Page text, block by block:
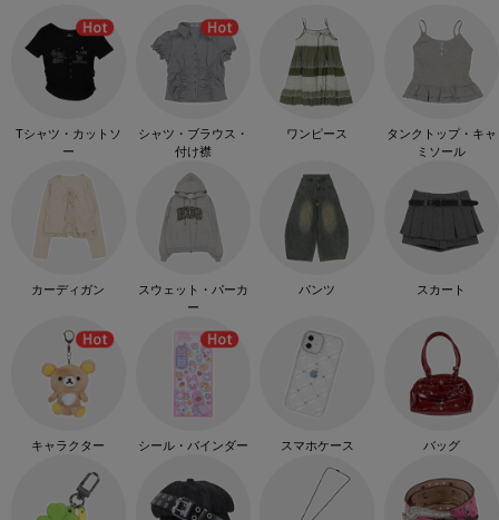
Tシャツ・カットソ
ー
シャツ・ブラウス・
付け襟
ワンピース
タンクトップ・キャ
ミソール
カーディガン
スウェット・パーカ
ー
パンツ スカート
キャラクター シール・バインダー スマホケース バッグ